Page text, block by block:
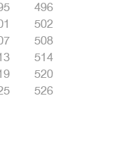
496
502
508
514
520
526